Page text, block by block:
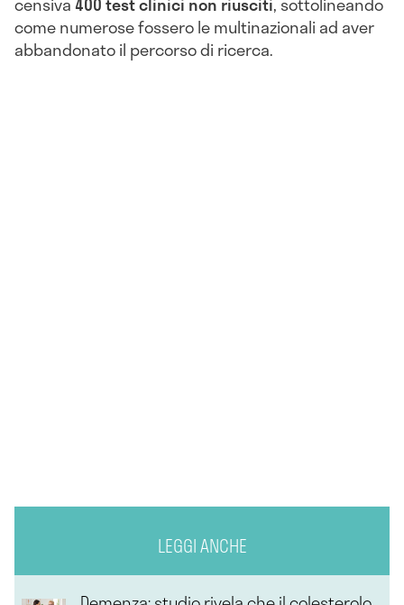
come numerose fossero le multinazionali ad aver
abbandonato il percorso di ricerca.
LEGGI ANCHE